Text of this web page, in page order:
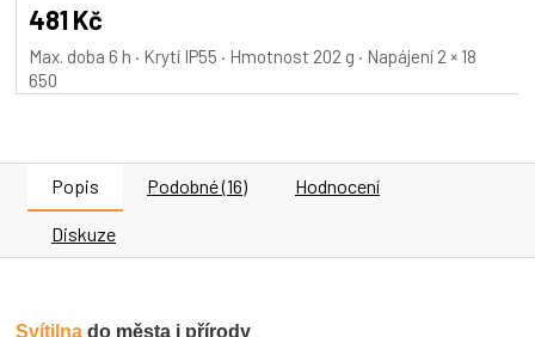
481 Kč
Max. doba 6 h · Krytí IP55 · Hmotnost 202 g · Napájení 2 × 18
650
Popis Podobné (16) Hodnocení
Diskuze
Svítilna do města i přírody